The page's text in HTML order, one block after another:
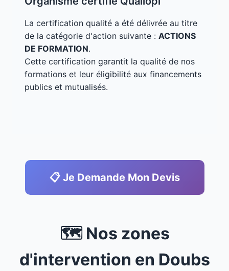
La certification qualité a été délivrée au titre
de la catégorie d'action suivante : ACTIONS
DE FORMATION.
Cette certification garantit la qualité de nos
formations et leur éligibilité aux financements
publics et mutualisés.
📋 Je Demande Mon Devis
🗺️ Nos zones
d'intervention en Doubs